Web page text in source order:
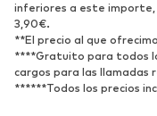
Nuevo
Zapatillas de deporte
Zapatos de tacón y
inferiores a este importe,
3,90€.
**El precio al que
****Gratuito para todos
cargos para las llamadas
******Todos los precios